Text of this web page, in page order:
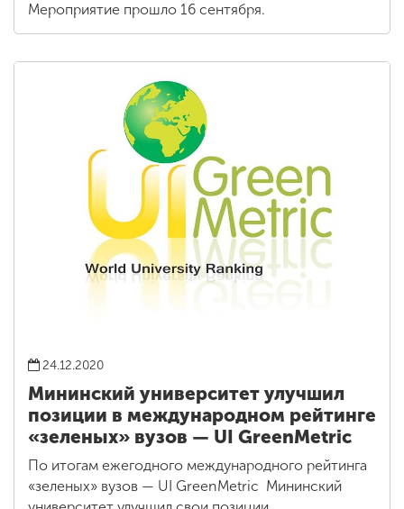
Мероприятие прошло 16 сентября.
24.12.2020
Мининский университет улучшил
позиции в международном рейтинге
«зеленых» вузов — UI GreenMetric
По итогам ежегодного международного рейтинга
«зеленых» вузов — UI GreenMetric Мининский